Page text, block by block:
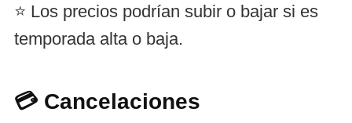
⭐ Los precios podrían subir o bajar si es
temporada alta o baja.
💳 Cancelaciones